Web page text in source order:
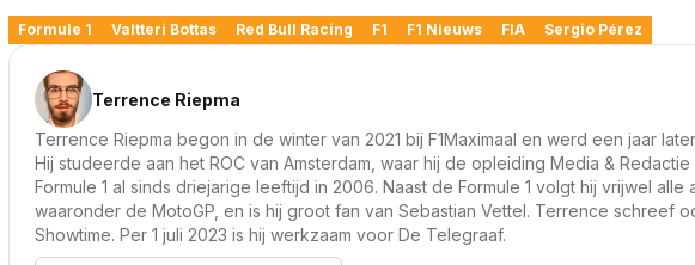
Formule 1 Valtteri Bottas Red Bull Racing F1 F1 Nieuws FIA Sergio Pérez
Terrence Riepma
Terrence Riepma begon in de winter van 2021 bij F1Maximaal en werd een jaar
Hij studeerde aan het ROC van Amsterdam, waar hij de opleiding Media &
Formule 1 al sinds driejarige leeftijd in 2006. Naast de Formule 1 volgt hij vrijwel alle
waaronder de MotoGP, en is hij groot fan van Sebastian Vettel. Terrence schreef
Showtime. Per 1 juli 2023 is hij werkzaam voor De Telegraaf.